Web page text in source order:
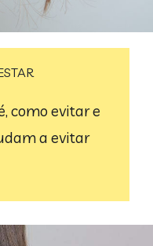
como evitar e
a evitar